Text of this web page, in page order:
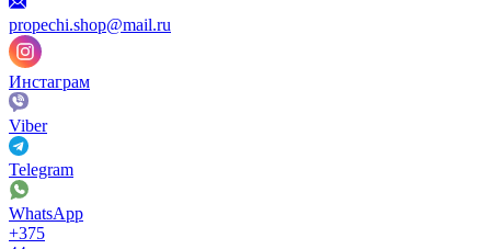
propechi.shop@mail.ru
Инстаграм
Viber
Telegram
WhatsApp
+375